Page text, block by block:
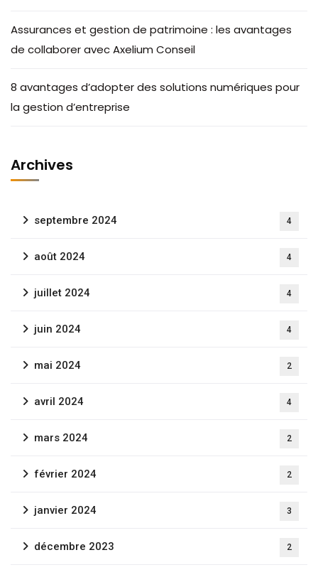
Assurances et gestion de patrimoine : les avantages
de collaborer avec Axelium Conseil
8 avantages d’adopter des solutions numériques pour
la gestion d’entreprise
Archives
septembre 2024 4
août 2024 4
juillet 2024 4
juin 2024 4
mai 2024 2
avril 2024 4
mars 2024 2
février 2024 2
janvier 2024 3
décembre 2023 2